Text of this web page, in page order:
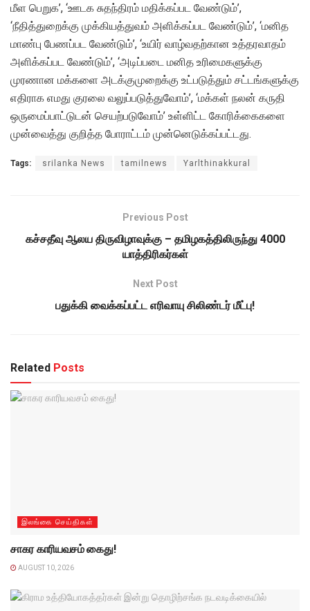
மீள பெறுக’, ‘ஊடக சுதந்திரம் மதிக்கப்பட வேண்டும்’,
‘நீதித்துறைக்கு முக்கியத்துவம் அளிக்கப்பட வேண்டும்’, ‘மனித
மாண்பு பேணப்பட வேண்டும்’, ‘உயிர் வாழ்வதற்கான உத்தரவாதம்
அளிக்கப்பட வேண்டும்’, ‘அடிப்படை மனித உரிமைகளுக்கு
முரணான மக்களை அடக்குமுறைக்கு உட்படுத்தும் சட்டங்களுக்கு
எதிராக எமது குரலை வலுப்படுத்துவோம்’, ‘மக்கள் நலன் கருதி
ஒருமைப்பாட்டுடன் செயற்படுவோம்’ உள்ளிட்ட கோரிக்கைகளை
முன்வைத்து குறித்த போராட்டம் முன்னெடுக்கப்பட்டது.
Tags: srilanka News tamilnews Yarlthinakkural
Previous Post
கச்சதீவு ஆலய திருவிழாவுக்கு – தமிழகத்திலிருந்து 4000
யாத்திரிகர்கள்
Next Post
பதுக்கி வைக்கப்பட்ட எரிவாயு சிலிண்டர் மீட்பு!
Related Posts
இலங்கை செய்திகள்
சாகர காரியவசம் கைது!
AUGUST 10, 2026